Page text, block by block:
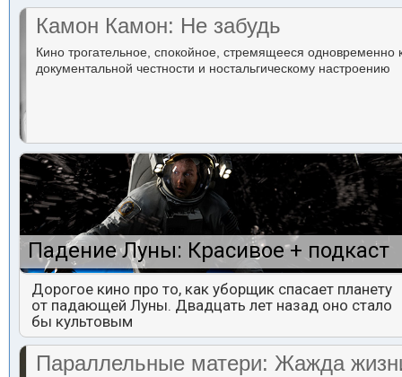
Камон Камон: Не забудь
Кино трогательное, спокойное, стремящееся одновременно
документальной честности и ностальгическому настроению
Падение Луны: Красивое + подкаст
Дорогое кино про то, как уборщик спасает планету
от падающей Луны. Двадцать лет назад оно стало
бы культовым
Параллельные матери: Жажда